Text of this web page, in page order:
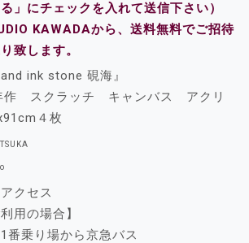
」にチェックを入れて送信下さい）
KAWADAから、送料無料でご招待
致します。
ink stone 硯海』
ラッチ キャンバス アクリ
４枚
クセス
用の場合】
番乗り場から京急バス